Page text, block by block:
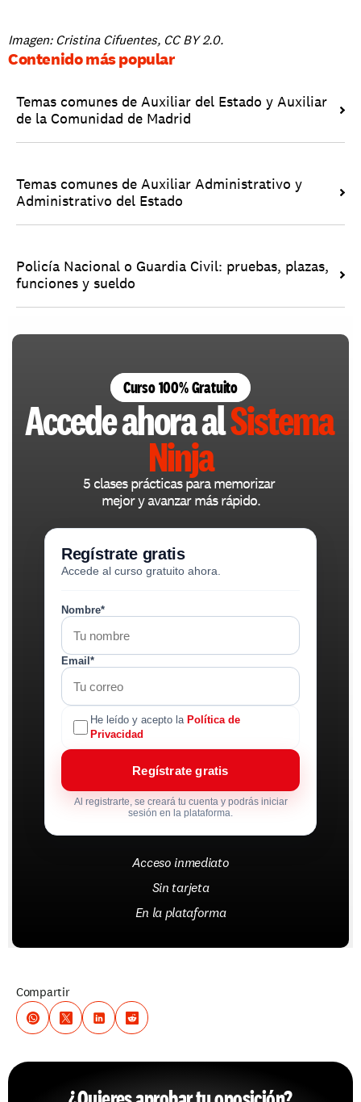
Imagen: Cristina Cifuentes, CC BY 2.0.
Contenido más popular
Temas comunes de Auxiliar del Estado y Auxiliar
de la Comunidad de Madrid
Temas comunes de Auxiliar Administrativo y
Administrativo del Estado
Policía Nacional o Guardia Civil: pruebas, plazas,
funciones y sueldo
Curso 100% Gratuito
Accede ahora al Sistema
Ninja
5 clases prácticas para memorizar
mejor y avanzar más rápido.
Regístrate gratis
Accede al curso gratuito ahora.
Nombre*
Email*
He leído y acepto la Política de
Privacidad
Regístrate gratis
Al registrarte, se creará tu cuenta y podrás iniciar
sesión en la plataforma.
Acceso inmediato
Sin tarjeta
En la plataforma
Compartir